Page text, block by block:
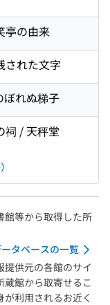
亭の由来
された文字
れぬ梯子
祠 / 天秤堂
館等から取得した所
タベースの一覧
供元の各館のサイ
蔵館から取寄せるこ
利用されるお近く